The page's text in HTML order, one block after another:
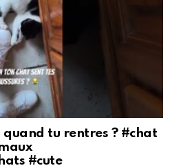
tu rentres ? #chat
#cute